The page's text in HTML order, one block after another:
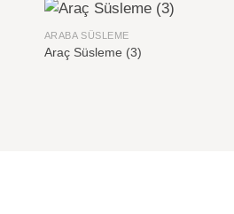
ARABA SÜSLEME
Araç Süsleme (3)